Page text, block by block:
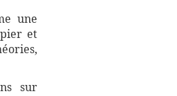
une
et
sur